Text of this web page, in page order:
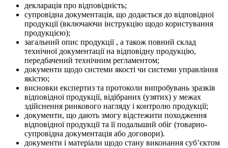
декларація про відповідність;
супровідна документація, що додається до відповідної
продукції (включаючи інструкцію щодо користування
продукцією);
загальний опис продукції , а також повний склад
технічної документації на відповідну продукцію,
передбачений технічним регламентом;
документи щодо системи якості чи системи управління
якістю;
висновки експертиз та протоколи випробувань зразків
відповідної продукції, відібраних (узятих) у межах
здійснення ринкового нагляду і контролю продукції;
документи, що дають змогу відстежити походження
відповідної продукції та її подальший обіг (товарно-
супровідна документація або договори).
документи і матеріали щодо стану виконання суб’єктом